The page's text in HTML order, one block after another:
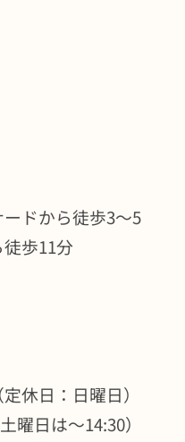
ドから徒歩3～5
歩11分
休日：日曜日）
曜日は～14:30）